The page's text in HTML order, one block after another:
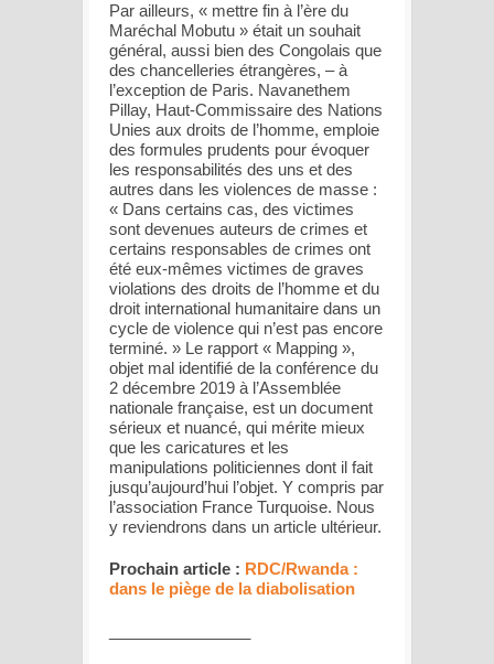
Par ailleurs, « mettre fin à l’ère du
Maréchal Mobutu » était un souhait
général, aussi bien des Congolais que
des chancelleries étrangères, – à
l’exception de Paris. Navanethem
Pillay, Haut-Commissaire des Nations
Unies aux droits de l’homme, emploie
des formules prudents pour évoquer
les responsabilités des uns et des
autres dans les violences de masse :
« Dans certains cas, des victimes
sont devenues auteurs de crimes et
certains responsables de crimes ont
été eux-mêmes victimes de graves
violations des droits de l’homme et du
droit international humanitaire dans un
cycle de violence qui n’est pas encore
terminé. » Le rapport « Mapping »,
objet mal identifié de la conférence du
2 décembre 2019 à l’Assemblée
nationale française, est un document
sérieux et nuancé, qui mérite mieux
que les caricatures et les
manipulations politiciennes dont il fait
jusqu’aujourd’hui l’objet. Y compris par
l’association France Turquoise. Nous
y reviendrons dans un article ultérieur.
Prochain article : RDC/Rwanda :
dans le piège de la diabolisation